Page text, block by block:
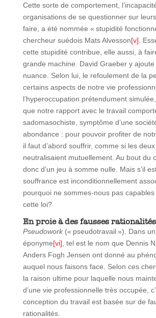
Cette sorte de comportement,
organisations de se questionner sur
faire, a été nommée « stupidité
chercheur suédois Mats Alvesson[v] .
cette stupidité contribue, elle aussi, à
grande machine. David Graeber y
nuance. Selon lui, le refoulement de la
certains aspects de notre vie
l’hyperoccupation prétendument
que notre rapport avec le travail
sadomasochiste, symptôme d’une
abondance : pour pouvoir profiter de
il faut d’abord souffrir, comme si les
neutralisaient mutuellement. Au bout du
donc d’un jeu à somme nulle. Mais s’il
souffrance est inconditionnellement
pourquoi ne sommes-nous pas capables
cette loi?
En proie à des fausses rationalités
Pseudowork(« pseudotravail »). Dans
éponyme[vi] , tel est le nom que Dennis
Anders Fogh Jensen ont donné au
auquel nous faisons face. Selon ces
la raison ultime pour laquelle nous
d’une vie professionnelle très occupée,
conception du travail est basée sur de
rationalités.